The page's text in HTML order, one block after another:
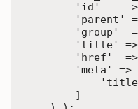
'id'
'parent'
'group'
'title'
'href'
'meta' =>
        ]